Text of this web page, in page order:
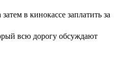
в кинокассе заплатить за
всю дорогу обсуждают